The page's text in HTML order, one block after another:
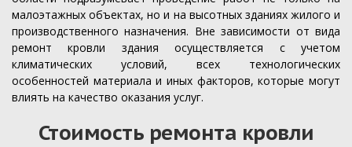
малоэтажных объектах, но и на высотных зданиях жилого и
производственного назначения. Вне зависимости от вида
ремонт кровли здания осуществляется с учетом
климатических условий, всех технологических
особенностей материала и иных факторов, которые могут
влиять на качество оказания услуг.
Стоимость ремонта кровли